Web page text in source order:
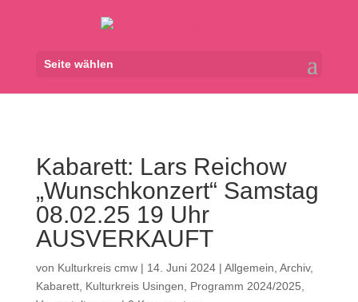
Seite wählen
Kabarett: Lars Reichow
„Wunschkonzert“ Samstag
08.02.25 19 Uhr
AUSVERKAUFT
von Kulturkreis cmw| 14. Juni 2024| Allgemein Archiv,
Kabarett, Kulturkreis Usingen Programm 2024/2025